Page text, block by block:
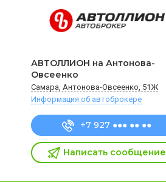
АВТОЛЛИОН на Антонова-
Овсеенко
Самара, Антонова-Овсеенко, 51Ж
Информация об автоброкере
+7 927 ●●● ●● ●●
Написать сообщение